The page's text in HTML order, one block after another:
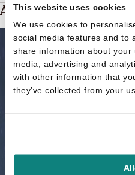
This website uses cookies
We use cookies to
social media features and to
share information about
media, advertising and
with other information that
they’ve collected from your
Andere boeken over